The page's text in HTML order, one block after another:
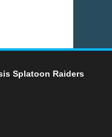
Splatoon Raiders